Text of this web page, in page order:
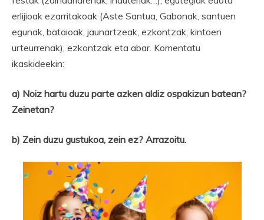
erlijioak ezarritakoak (Aste Santua, Gabonak, santuen
egunak, bataioak, jaunartzeak, ezkontzak, kintoen
urteurrenak), ezkontzak eta abar. Komentatu
ikaskideekin:
a) Noiz hartu duzu parte azken aldiz ospakizun batean?
Zeinetan?
b) Zein duzu gustukoa, zein ez? Arrazoitu.